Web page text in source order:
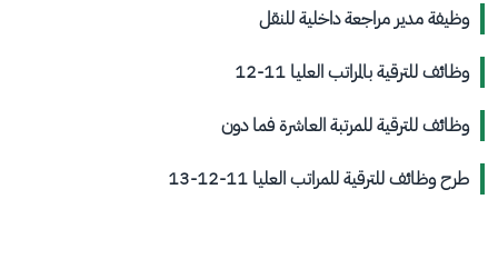
وظيفة مدير مراجعة داخلية للنقل
وظائف للترقية بالمراتب العليا 11-12
وظائف للترقية للمرتبة العاشرة فما دون
طرح وظائف للترقية للمراتب العليا 11-12-13